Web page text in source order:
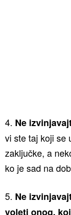
4. Ne
vi ste taj koji se
zaključke, a
ko je sad na
5. Ne
voleti onog,